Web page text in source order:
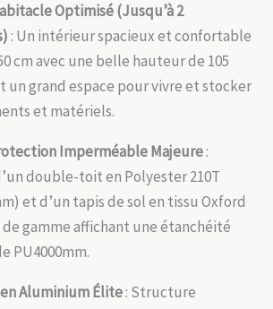
Optimisé (Jusqu’à 2
: Un intérieur spacieux et confortable
cm avec une belle hauteur de 105
un grand espace pour vivre et stocker
et matériels.
Imperméable Majeure:
double-toit en Polyester 210T
et d’un tapis de sol en tissu Oxford
de gamme affichant une étanchéité
PU4000mm.
Aluminium Élite: Structure